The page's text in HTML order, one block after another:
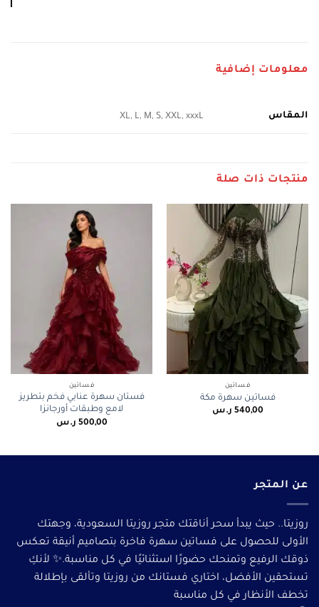
معلومات إضافية
المقاس XL, L, M, S, XXL, xxxL
منتجات ذات صلة
فساتين
فساتين سهرة مكة
540,00 ر.س
فساتين
فستان سهرة عنابي فخم بتطريز
لامع وطبقات أورجانزا
500,00 ر.س
عن المتجر
روزيتا.. حيث يبدأ سحر أناقتك متجر روزيتا السعودية، وجهتك
الأولى للحصول على فساتين سهرة فاخرة بتصاميم أنيقة تعكس
ذوقك الرفيع وتمنحك حضورًا استثنائيًا في كل مناسبة.✨ لأنكِ
تستحقين الأفضل، اختاري فستانك من روزيتا وتألقى بإطلالة
تخطف الأنظار في كل مناسبة